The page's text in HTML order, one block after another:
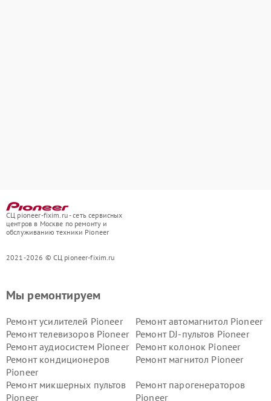
СЦ pioneer-fixim.ru - сеть сервисных
центров в Москве по ремонту и
обслуживанию техники Pioneer
2021-2026 © СЦ pioneer-fixim.ru
Мы ремонтируем
Ремонт усилителей Pioneer
Ремонт автомагнитол Pioneer
Ремонт телевизоров Pioneer
Ремонт DJ-пультов Pioneer
Ремонт аудиосистем Pioneer
Ремонт колонок Pioneer
Ремонт кондиционеров
Pioneer
Ремонт магнитол Pioneer
Ремонт микшерных пультов
Pioneer
Ремонт парогенераторов
Pioneer